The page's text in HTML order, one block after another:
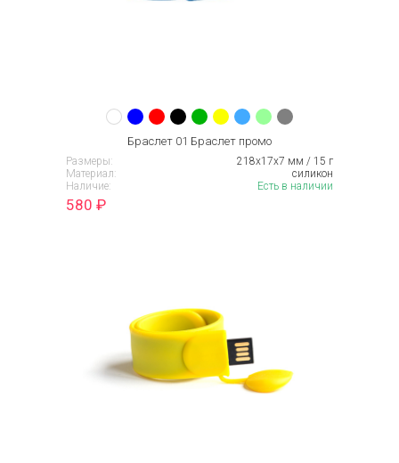
Браслет 01 Браслет промо
Размеры:
218х17х7 мм / 15 г
Материал:
силикон
Наличие:
Есть в наличии
580 ₽